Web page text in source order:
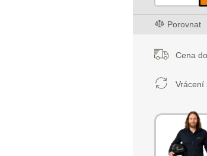
Porovnat
Cena
Vrácení